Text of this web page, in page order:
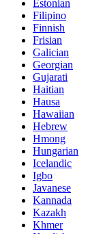
Estonian
Filipino
Finnish
Frisian
Galician
Georgian
Gujarati
Haitian
Hausa
Hawaiian
Hebrew
Hmong
Hungarian
Icelandic
Igbo
Javanese
Kannada
Kazakh
Khmer